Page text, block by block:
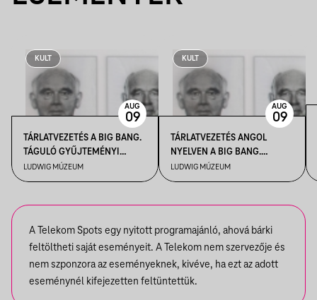
KULT
TÁRLATVEZETÉS A BIG BANG.
TÁGULÓ GYŰJTEMÉNYI
HORIZONTOK CÍMŰ
KIÁLLÍTÁSBAN
LUDWIG MÚZEUM
AUG
09
KULT
TÁRLATVEZETÉS ANGOL
NYELVEN A BIG BANG.
TÁGULÓ GYŰJTEMÉNYI
HORIZONTOK CÍMŰ
LUDWIG MÚZEUM
AUG
09
A Telekom Spots egy nyitott programajánló, ahová bárki
feltöltheti saját eseményeit. A Telekom nem szervezője és
nem szponzora az eseményeknek, kivéve, ha ezt az adott
eseménynél kifejezetten feltüntettük.